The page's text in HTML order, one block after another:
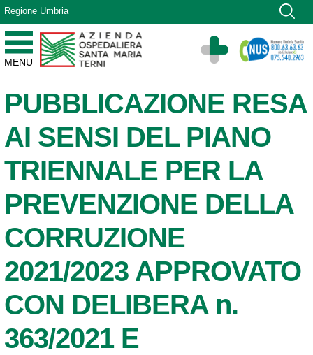
Vai ai contenuti
Vai al menu di navigazione
Vai al footer
Regione Umbria
MENU
Azienda Ospedaliera Santa Maria di Terni
Sito Istituzionale
PUBBLICAZIONE RESA
AI SENSI DEL PIANO
TRIENNALE PER LA
PREVENZIONE DELLA
CORRUZIONE
2021/2023 APPROVATO
CON DELIBERA n.
363/2021 E